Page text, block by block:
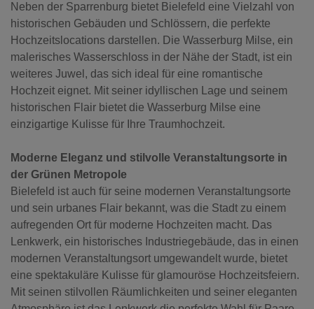
Neben der Sparrenburg bietet Bielefeld eine Vielzahl von
historischen Gebäuden und Schlössern, die perfekte
Hochzeitslocations darstellen. Die Wasserburg Milse, ein
malerisches Wasserschloss in der Nähe der Stadt, ist ein
weiteres Juwel, das sich ideal für eine romantische
Hochzeit eignet. Mit seiner idyllischen Lage und seinem
historischen Flair bietet die Wasserburg Milse eine
einzigartige Kulisse für Ihre Traumhochzeit.
Moderne Eleganz und stilvolle Veranstaltungsorte in
der Grünen Metropole
Bielefeld ist auch für seine modernen Veranstaltungsorte
und sein urbanes Flair bekannt, was die Stadt zu einem
aufregenden Ort für moderne Hochzeiten macht. Das
Lenkwerk, ein historisches Industriegebäude, das in einen
modernen Veranstaltungsort umgewandelt wurde, bietet
eine spektakuläre Kulisse für glamouröse Hochzeitsfeiern.
Mit seinen stilvollen Räumlichkeiten und seiner eleganten